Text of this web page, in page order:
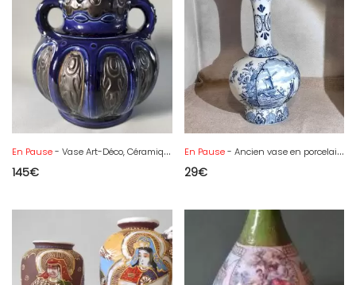
En Pause- Vase Art-Déco, Céramique Alienware, Tchèque, Ditmar Urbach
145€
En Pause- Ancien vase en porcelaine DELF N°507
29€